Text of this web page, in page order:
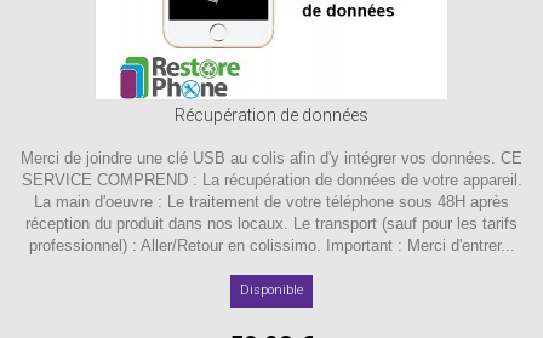
Récupération de données
Merci de joindre une clé USB au colis afin d'y intégrer vos données. CE
SERVICE COMPREND : La récupération de données de votre appareil.
La main d'oeuvre : Le traitement de votre téléphone sous 48H après
réception du produit dans nos locaux. Le transport (sauf pour les tarifs
professionnel) : Aller/Retour en colissimo. Important : Merci d'entrer...
Disponible